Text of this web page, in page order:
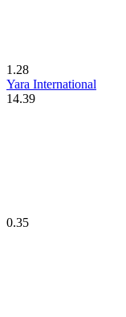
1.28
Yara International
14.39
0.35